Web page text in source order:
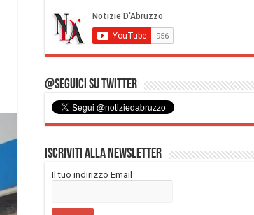
@Seguici su Twitter
Iscriviti alla Newsletter
Il tuo indirizzo Email